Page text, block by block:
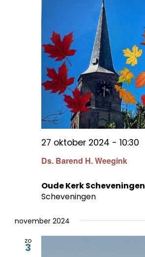
Ds. Barend H. Weegink
27 oktober 2024 - 10:30
Oude Kerk Scheveningen
Scheveningen
november 2024
zo
3